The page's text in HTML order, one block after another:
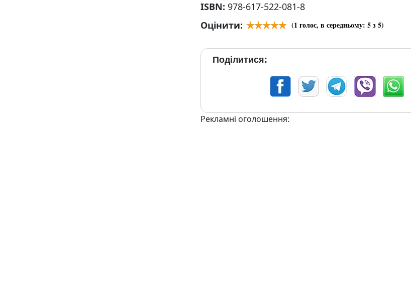
ISBN: 978-617-522-081-8
Оцінити:
(1 голос, в середньому: 5з 5)
Поділитися:
Рекламні оголошення: